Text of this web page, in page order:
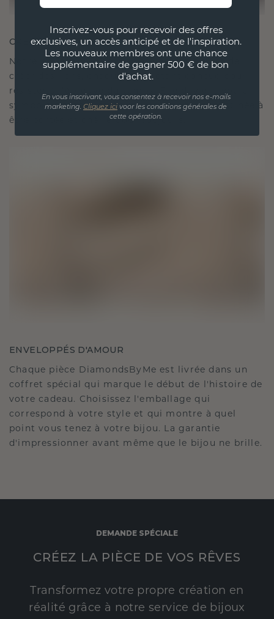
CRÉÉ POUR LA CONNEXION
Notre philosophie en matière de design est de
créer des liens, chaque pièce étant conçue pour
résister à l'épreuve du temps. Elle devient votre
symbole d'amour et de moments chéris, destinée à
être portée et chérie pour toujours.
ENVELOPPÉS D'AMOUR
Chaque pièce DiamondsByMe est livrée dans un
coffret spécial qui marque le début de l'histoire de
votre cadeau. Choisissez l'emballage qui
correspond à votre style et qui montre à quel
point vous tenez à votre bijou. La garantie
d'impressionner avant même que le bijou ne brille.
DEMANDE SPÉCIALE
CRÉEZ LA PIÈCE DE VOS RÊVES
Transformez votre propre création en
réalité grâce à notre service de bijoux
Inscrivez-vous pour recevoir des offres
exclusives, un accès anticipé et de l'inspiration.
Les nouveaux membres ont une chance
supplémentaire de gagner 500 € de bon
d'achat.
En vous inscrivant, vous consentez à recevoir nos e-mails
marketing. Cliquez ici voor les conditions générales de
cette opération.